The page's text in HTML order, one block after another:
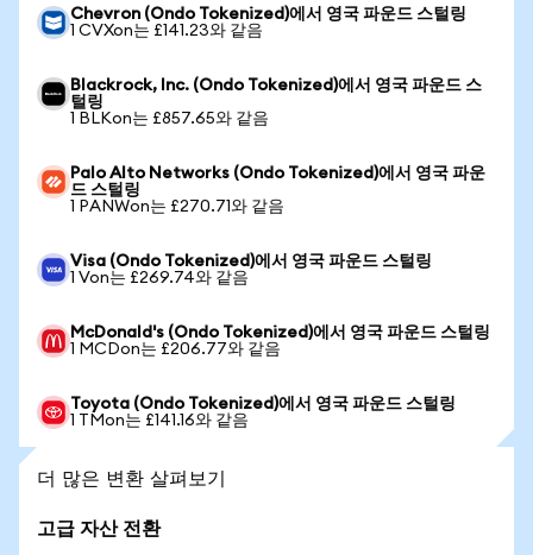
Chevron (Ondo Tokenized)에서 영국 파운드 스털링
1 CVXon는 £141.23와 같음
Blackrock, Inc. (Ondo Tokenized)에서 영국 파운드 스
털링
1 BLKon는 £857.65와 같음
Palo Alto Networks (Ondo Tokenized)에서 영국 파운
드 스털링
1 PANWon는 £270.71와 같음
Visa (Ondo Tokenized)에서 영국 파운드 스털링
1 Von는 £269.74와 같음
McDonald's (Ondo Tokenized)에서 영국 파운드 스털링
1 MCDon는 £206.77와 같음
Toyota (Ondo Tokenized)에서 영국 파운드 스털링
1 TMon는 £141.16와 같음
더 많은 변환 살펴보기
고급 자산 전환